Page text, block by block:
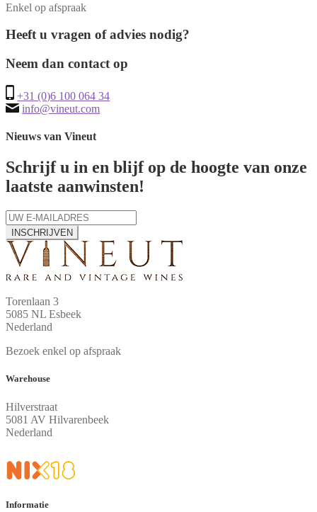
Enkel op afspraak
Heeft u vragen of advies nodig?
Neem dan contact op
+31 (0)6 100 064 34
info@vineut.com
Nieuws van Vineut
Schrijf u in en blijf op de hoogte van onze
laatste aanwinsten!
INSCHRIJVEN
Torenlaan 3
5085 NL Esbeek
Nederland
Bezoek enkel op afspraak
Warehouse
Hilverstraat
5081 AV Hilvarenbeek
Nederland
Informatie